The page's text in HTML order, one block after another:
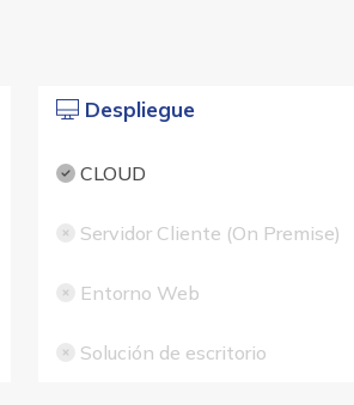
Despliegue
CLOUD
Servidor Cliente (On Premise)
Entorno Web
Solución de escritorio